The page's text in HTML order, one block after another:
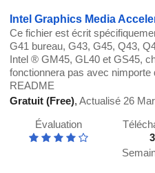
Intel Graphics Media
Ce fichier est écrit
G41 bureau, G43, G45, Q43,
Intel ® GM45, GL40 et GS45,
fonctionnera pas avec nimporte
README
Gratuit (Free),Actualisé 26
Évaluation